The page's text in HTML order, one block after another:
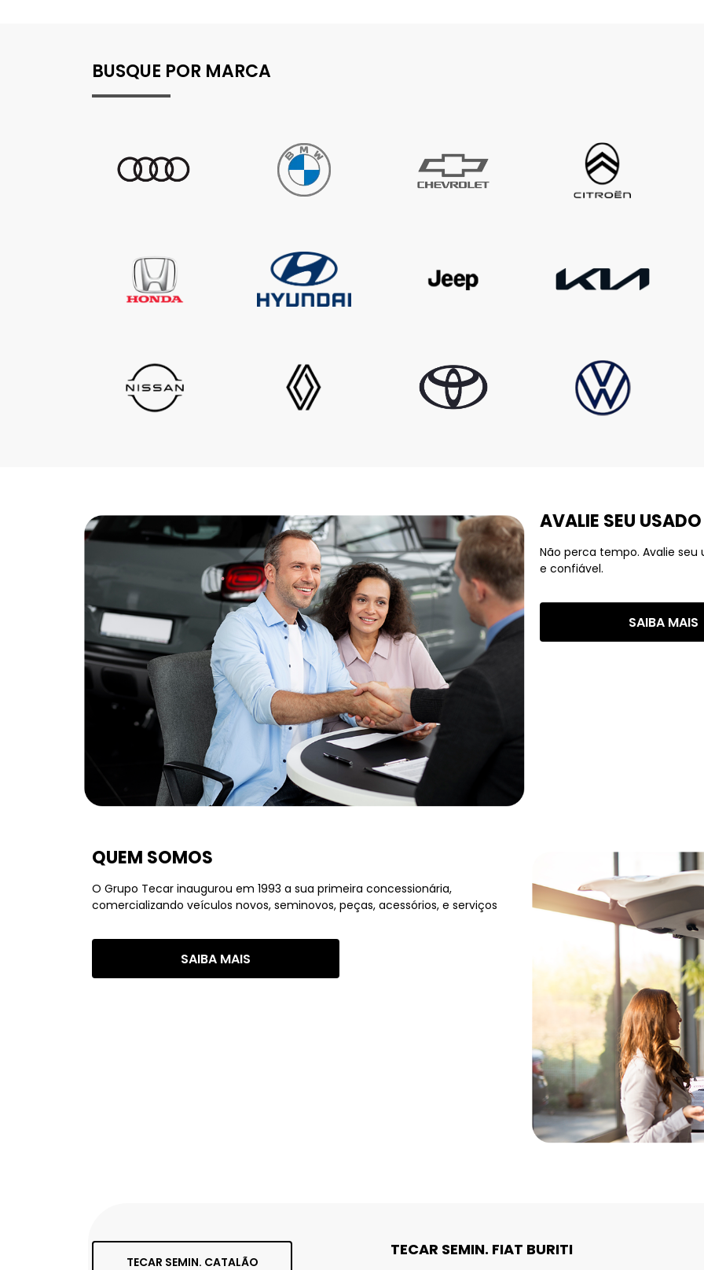
BUSQUE POR MARCA
AVALIE SEU USADO
Não perca tempo. Avalie
e confiável.
SAIBA MAIS
QUEM SOMOS
O Grupo Tecar inaugurou em 1993 a sua primeira concessionária,
comercializando veículos novos, seminovos, peças, acessórios, e serviços
SAIBA MAIS
TECAR SEMIN. CATALÃO
TECAR SEMIN. FIAT BURITI